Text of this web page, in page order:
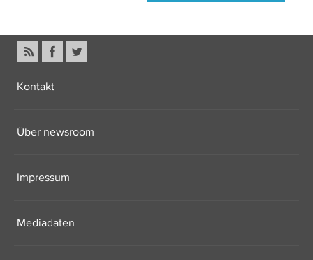
Kontakt
Über newsroom
Impressum
Mediadaten